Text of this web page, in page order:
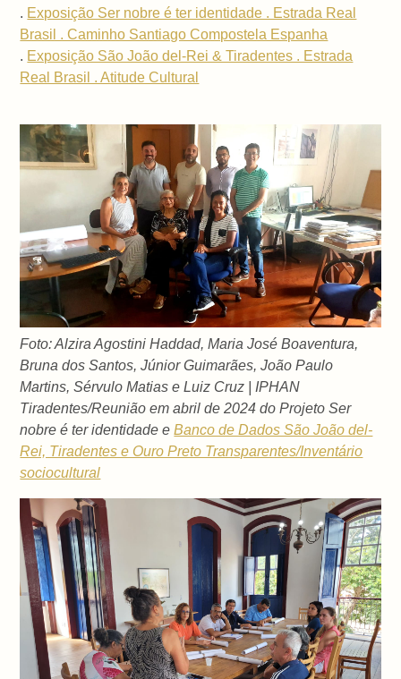
. Exposição Ser nobre é ter identidade . Estrada Real
Brasil . Caminho Santiago Compostela Espanha
. Exposição São João del-Rei & Tiradentes . Estrada
Real Brasil . Atitude Cultural
Foto: Alzira Agostini Haddad, Maria José Boaventura,
Bruna dos Santos, Júnior Guimarães, João Paulo
Martins, Sérvulo Matias e Luiz Cruz | IPHAN
Tiradentes/Reunião em abril de 2024 do Projeto Ser
nobre é ter identidade eBanco de Dados São João del-
Rei, Tiradentes e Ouro Preto Transparentes/Inventário
sociocultural